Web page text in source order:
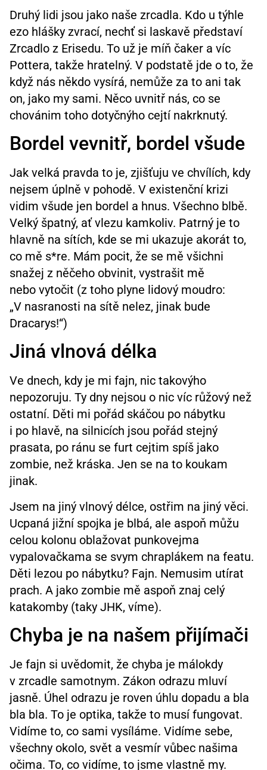
Druhý lidi jsou jako naše zrcadla. Kdo u týhle
ezo hlášky zvrací, nechť si laskavě představí
Zrcadlo z Erisedu. To už je míň čaker a víc
Pottera, takže hratelný. V podstatě jde o to, že
když nás někdo vysírá, nemůže za to ani tak
on, jako my sami. Něco uvnitř nás, co se
chovánim toho dotyčnýho cejtí nakrknutý.
Bordel vevnitř, bordel všude
Jak velká pravda to je, zjišťuju ve chvílích, kdy
nejsem úplně v pohodě. V existenční krizi
vidim všude jen bordel a hnus. Všechno blbě.
Velký špatný, ať vlezu kamkoliv. Patrný je to
hlavně na sítích, kde se mi ukazuje akorát to,
co mě s*re. Mám pocit, že se mě všichni
snažej z něčeho obvinit, vystrašit mě
nebo vytočit (z toho plyne lidový moudro:
„V nasranosti na sítě nelez, jinak bude
Dracarys!“)
Jiná vlnová délka
Ve dnech, kdy je mi fajn, nic takovýho
nepozoruju. Ty dny nejsou o nic víc růžový než
ostatní. Děti mi pořád skáčou po nábytku
i po hlavě, na silnicích jsou pořád stejný
prasata, po ránu se furt cejtim spíš jako
zombie, než kráska. Jen se na to koukam
jinak.
Jsem na jiný vlnový délce, ostřim na jiný věci.
Ucpaná jižní spojka je blbá, ale aspoň můžu
celou kolonu oblažovat punkovejma
vypalovačkama se svym chraplákem na featu.
Děti lezou po nábytku? Fajn. Nemusim utírat
prach. A jako zombie mě aspoň znaj celý
katakomby (taky JHK, víme).
Chyba je na našem přijímači
Je fajn si uvědomit, že chyba je málokdy
v zrcadle samotnym. Zákon odrazu mluví
jasně. Úhel odrazu je roven úhlu dopadu a bla
bla bla. To je optika, takže to musí fungovat.
Vidíme to, co sami vysíláme. Vidíme sebe,
všechny okolo, svět a vesmír vůbec našima
očima. To, co vidíme, to jsme vlastně my.